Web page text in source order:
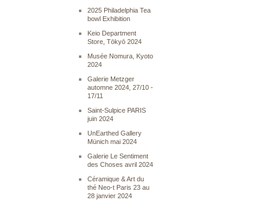
2025 Philadelphia Tea
bowl Exhibition
Keio Department
Store, Tōkyō 2024
Musée Nomura, Kyoto
2024
Galerie Metzger
automne 2024, 27/10 -
17/11
Saint-Sulpice PARIS
juin 2024
UnEarthed Gallery
Münich mai 2024
Galerie Le Sentiment
des Choses avril 2024
Céramique & Art du
thé Neo-t Paris 23 au
28 janvier 2024